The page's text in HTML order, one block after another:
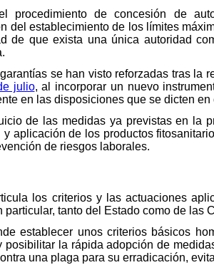
procedimiento de concesión de
del establecimiento de los límites
de que exista una única autoridad
se han visto reforzadas tras
julio, al incorporar un nuevo
en las disposiciones que se dicten
de las medidas ya previstas en la
y aplicación de los productos
de riesgos laborales.
los criterios y las actuaciones
particular, tanto del Estado como de las
establecer unos criterios básicos
posibilitar la rápida adopción de
una plaga para su erradicación,